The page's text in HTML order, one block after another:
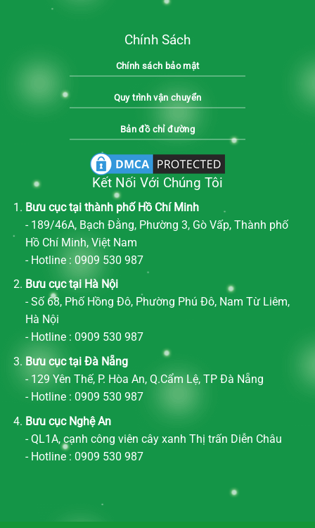
Chính Sách
Chính sách bảo mật
Quy trình vận chuyển
Bản đồ chỉ đường
Kết Nối Với Chúng Tôi
Bưu cục tại thành phố Hồ Chí Minh
- 189/46A, Bạch Đằng, Phường 3, Gò Vấp, Thành phố
Hồ Chí Minh, Việt Nam
- Hotline : 0909 530 987
Bưu cục tại Hà Nội
- Số 68, Phố Hồng Đô, Phường Phú Đô, Nam Từ Liêm,
Hà Nội
- Hotline : 0909 530 987
Bưu cục tại Đà Nẵng
- 129 Yên Thế, P. Hòa An, Q.Cẩm Lệ, TP Đà Nẵng
- Hotline : 0909 530 987
Bưu cục Nghệ An
- QL1A, cạnh công viên cây xanh Thị trấn Diễn Châu
- Hotline : 0909 530 987